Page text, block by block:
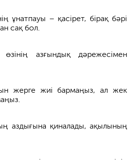
ұнатпауы – қасірет, бірақ бәрі
сақ бол.
өзінің азғындық дәрежесімен
жерге жиі бармаңыз, ал жек
аздығына қиналады, ақылының